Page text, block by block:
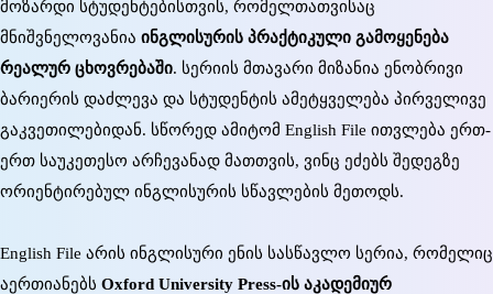
მოზარდი სტუდენტებისთვის, რომელთათვისაც
მნიშვნელოვანია ინგლისურის პრაქტიკული გამოყენება
რეალურ ცხოვრებაში. სერიის მთავარი მიზანია ენობრივი
ბარიერის დაძლევა და სტუდენტის ამეტყველება პირველივე
გაკვეთილებიდან. სწორედ ამიტომ English File ითვლება ერთ-
ერთ საუკეთესო არჩევანად მათთვის, ვინც ეძებს შედეგზე
ორიენტირებულ ინგლისურის სწავლების მეთოდს.
English File არის ინგლისური ენის სასწავლო სერია, რომელიც
აერთიანებს Oxford University Press-ის აკადემიურ